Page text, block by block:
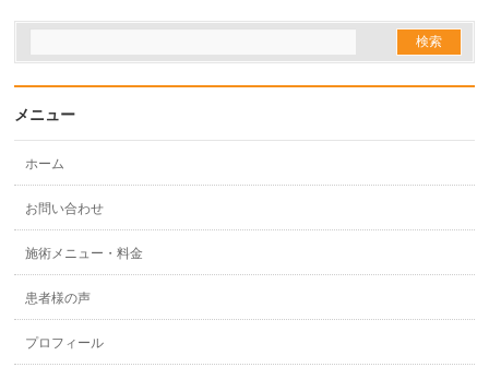
メニュー
ホーム
お問い合わせ
施術メニュー・料金
患者様の声
プロフィール